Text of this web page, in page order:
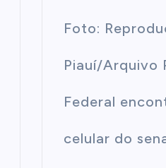
Foto:
Piauí/Arquivo
Federal
celular do